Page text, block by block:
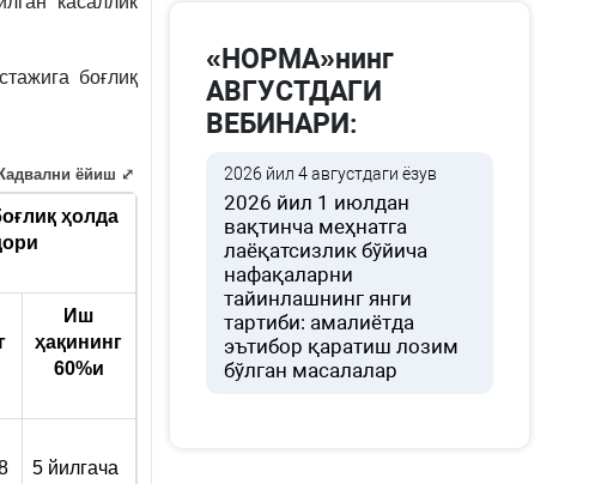
боғлиқ
ҳолда
Иш
ҳақининг
60%и
5 йилгача
ёйиш ⤢
«НОРМА»нинг
АВГУСТДАГИ
ВЕБИНАРИ:
2026 йил 4 августдаги ёзув
2026 йил 1 июлдан
вақтинча меҳнатга
лаёқатсизлик бўйича
нафақаларни
тайинлашнинг янги
тартиби: амалиётда
эътибор қаратиш лозим
бўлган масалалар